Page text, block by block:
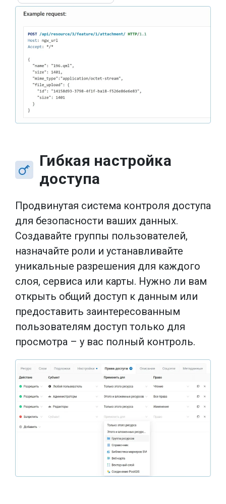
Гибкая настройка
доступа
Продвинутая система контроля доступа
для безопасности ваших данных.
Создавайте группы пользователей,
назначайте роли и устанавливайте
уникальные разрешения для каждого
слоя, сервиса или карты. Нужно ли вам
открыть общий доступ к данным или
предоставить заинтересованным
пользователям доступ только для
просмотра – у вас полный контроль.